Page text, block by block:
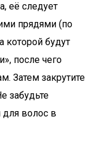
её следует
прядями (по
которой будут
после чего
Затем закрутите
забудьте
волос в